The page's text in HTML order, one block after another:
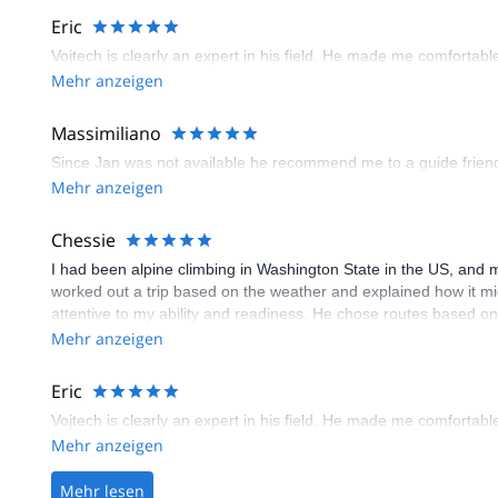
Eric
Vojtech is clearly an expert in his field. He made me
Mehr anzeigen
Massimiliano
Since Jan was not available he recommend me to a guide
Mehr anzeigen
Chessie
I had been alpine climbing in Washington State in the US,
worked out a trip based on the weather and explained how it
attentive to my ability and readiness. He chose routes based
the skill that went into choosing routes that fit my experience
Mehr anzeigen
Eric
Vojtech is clearly an expert in his field. He made me
Mehr anzeigen
Mehr lesen